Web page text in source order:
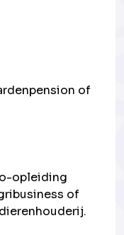
of
opleiding
of